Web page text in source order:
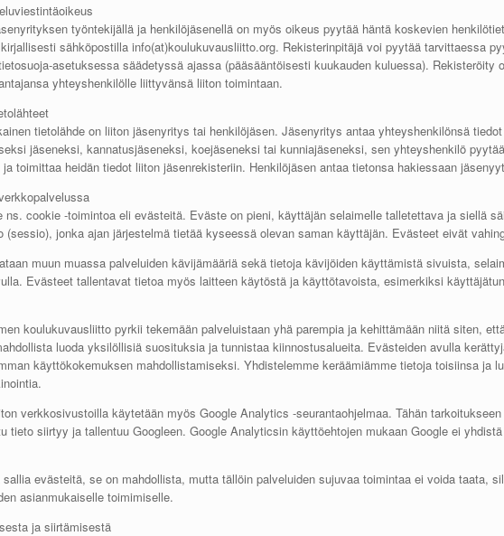
työntekijällä ja henkilöjäsenellä on myös oikeus pyytää häntä koskevien
sähköpostilla info(at)koulukuvausliitto.org. Rekisterinpitäjä voi pyytää tarvittaessa
asetuksessa säädetyssä ajassa (pääsääntöisesti kuukauden kuluessa).
yhteyshenkilölle liittyvänsä liiton toimintaan.
tietolähde on liiton jäsenyritys tai henkilöjäsen. Jäsenyritys antaa yhteyshenkilönsä
jäseneksi, kannatusjäseneksi, koejäseneksi tai kunniajäseneksi, sen yhteyshenkilö
toimittaa heidän tiedot liiton jäsenrekisteriin. Henkilöjäsen antaa tietonsa hakiessaan
ns. cookie -toimintoa eli evästeitä. Eväste on pieni, käyttäjän selaimelle talletettava ja siellä
(sessio), jonka ajan järjestelmä tietää kyseessä olevan saman käyttäjän. Evästeet eivät
muun muassa palveluiden kävijämääriä sekä tietoja kävijöiden käyttämistä sivuista,
Evästeet tallentavat tietoa myös laitteen käytöstä ja käyttötavoista, esimerkiksi
koulukuvausliitto pyrkii tekemään palveluistaan yhä parempia ja kehittämään niitä siten,
luoda yksilöllisiä suosituksia ja tunnistaa kiinnostusalueita. Evästeiden avulla
käyttökokemuksen mahdollistamiseksi. Yhdistelemme keräämiämme tietoja toisiinsa ja
verkkosivustoilla käytetään myös Google Analytics -seurantaohjelmaa. Tähän
tieto siirtyy ja tallentuu Googleen. Google Analyticsin käyttöehtojen mukaan Google ei
evästeitä, se on mahdollista, mutta tällöin palveluiden sujuvaa toimintaa ei voida taata,
asianmukaiselle toimimiselle.
ja siirtämisestä